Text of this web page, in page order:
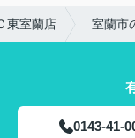
東室蘭店 室蘭市
0143-41-